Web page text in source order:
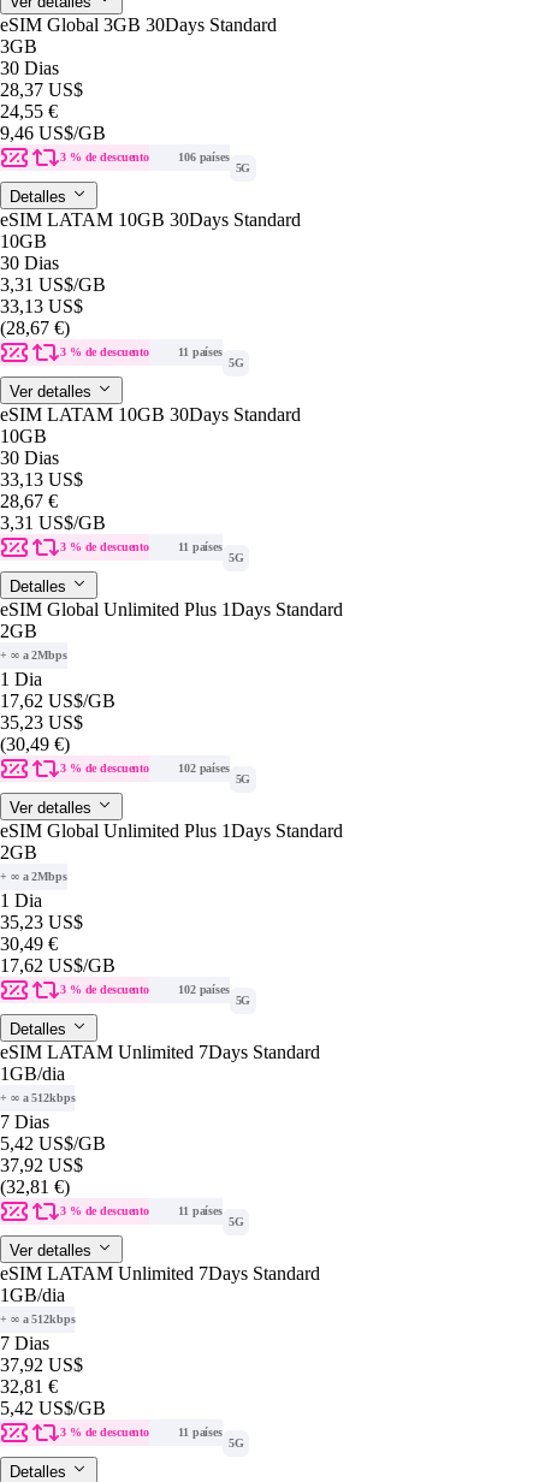
eSIM Global 3GB 30Days Standard
3GB
30 Dias
28,37 US$
24,55 €
9,46 US$/GB
3 % de descuento
106 países
5G
Detalles
eSIM LATAM 10GB 30Days Standard
10GB
30 Dias
3,31 US$/GB
33,13 US$
(28,67 €)
3 % de descuento
11 países
5G
Ver detalles
eSIM LATAM 10GB 30Days Standard
10GB
30 Dias
33,13 US$
28,67 €
3,31 US$/GB
3 % de descuento
11 países
5G
Detalles
eSIM Global Unlimited Plus 1Days Standard
2GB
+ ∞ a 2Mbps
1 Dia
17,62 US$/GB
35,23 US$
(30,49 €)
3 % de descuento
102 países
5G
Ver detalles
eSIM Global Unlimited Plus 1Days Standard
2GB
+ ∞ a 2Mbps
1 Dia
35,23 US$
30,49 €
17,62 US$/GB
3 % de descuento
102 países
5G
Detalles
eSIM LATAM Unlimited 7Days Standard
1GB/dia
+ ∞ a 512kbps
7 Dias
5,42 US$/GB
37,92 US$
(32,81 €)
3 % de descuento
11 países
5G
Ver detalles
eSIM LATAM Unlimited 7Days Standard
1GB/dia
+ ∞ a 512kbps
7 Dias
37,92 US$
32,81 €
5,42 US$/GB
3 % de descuento
11 países
5G
Detalles